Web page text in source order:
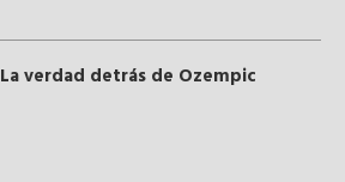
La verdad detrás de Ozempic